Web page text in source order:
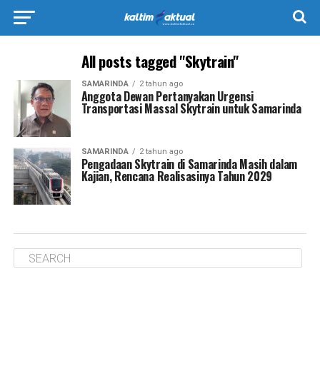
All posts tagged "Skytrain"
SAMARINDA 2 tahun ago
Anggota Dewan Pertanyakan Urgensi
Transportasi Massal Skytrain untuk Samarinda
SAMARINDA 2 tahun ago
Pengadaan Skytrain di Samarinda Masih dalam
Kajian, Rencana Realisasinya Tahun 2029